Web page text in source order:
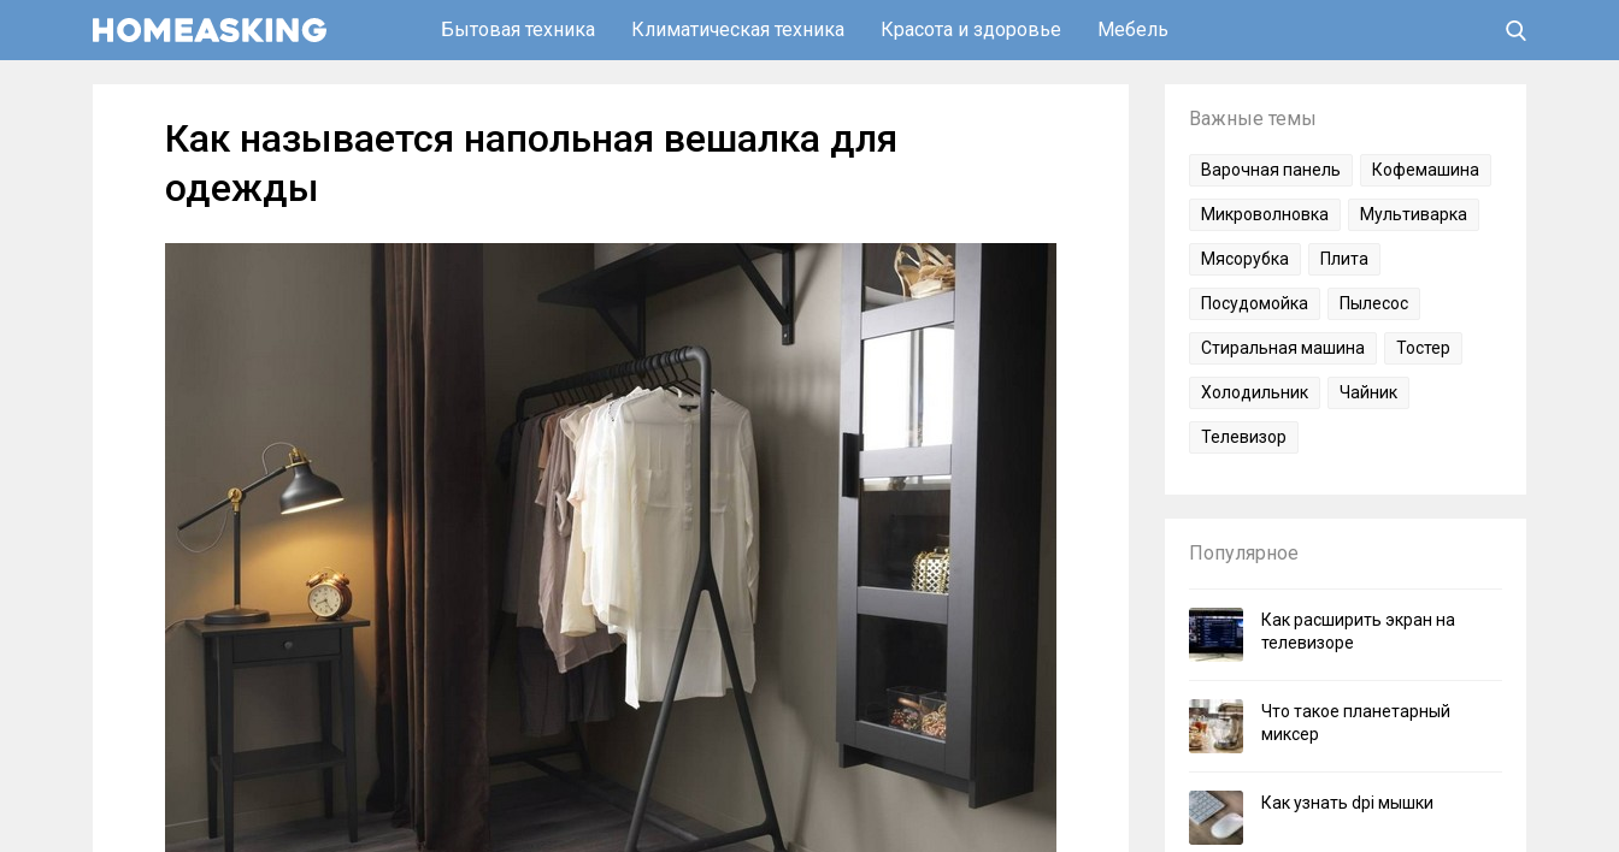
Бытовая техника Климатическая техника Красота и здоровье Мебель
Как называется напольная вешалка для
одежды
Важные темы
Варочная панель Кофемашина
Микроволновка Мультиварка
Мясорубка Плита
Посудомойка Пылесос
Стиральная машина Тостер
Холодильник Чайник
Телевизор
Популярное
Как расширить экран на
телевизоре
Что такое планетарный
миксер
Как узнать dpi мышки